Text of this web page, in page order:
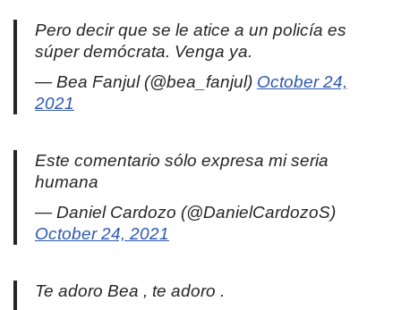
Pero decir que se le atice a un policía es
súper demócrata. Venga ya.
— Bea Fanjul (@bea_fanjul) October 24,
2021
Este comentario sólo expresa mi seria
humana
— Daniel Cardozo (@DanielCardozoS)
October 24, 2021
Te adoro Bea , te adoro .